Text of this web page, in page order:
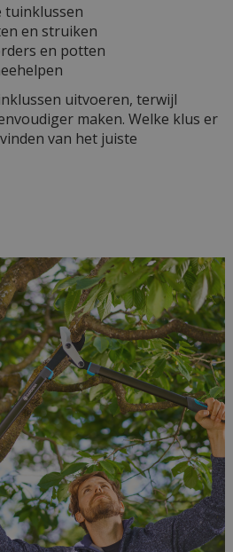
tuinklussen
en struiken
en potten
uitvoeren, terwijl
maken. Welke klus er
van het juiste